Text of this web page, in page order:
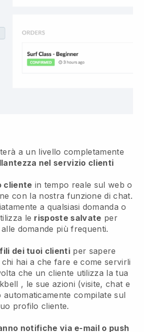
a un livello completamente
nel servizio clienti
cliente in tempo reale sul web o
con la nostra funzione di chat.
a qualsiasi domanda o
le risposte salvate per
domande più frequenti.
dei tuoi clienti per sapere
hai a che fare e come servirli
che un cliente utilizza la tua
, le sue azioni (visite, chat e
compilate sul
profilo cliente.
notifiche via e-mail o push